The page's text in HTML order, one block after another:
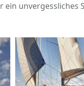
unvergessliches